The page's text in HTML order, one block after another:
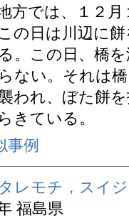
方では、１２
の日は川辺に
。この日、橋
ない。それは
われ、ぼた餅
きている。
事例
レモチ，スイ
福島県